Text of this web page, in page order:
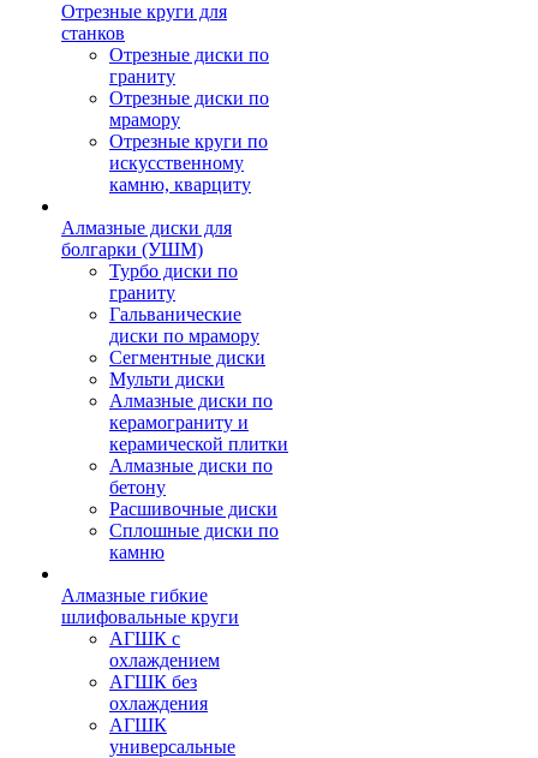
Отрезные круги для
станков
Отрезные диски по
граниту
Отрезные диски по
мрамору
Отрезные круги по
искусственному
камню, кварциту
Алмазные диски для
болгарки (УШМ)
Турбо диски по
граниту
Гальванические
диски по мрамору
Сегментные диски
Мульти диски
Алмазные диски по
керамограниту и
керамической плитки
Алмазные диски по
бетону
Расшивочные диски
Сплошные диски по
камню
Алмазные гибкие
шлифовальные круги
АГШК с
охлаждением
АГШК без
охлаждения
АГШК
универсальные